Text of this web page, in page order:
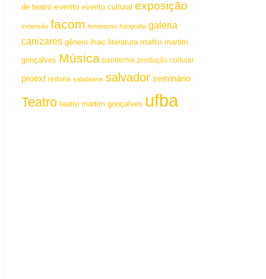
de teatro evento evento cultural exposição
extensão facom feminismo fotografia galeria
canizares gênero ihac literatura mafro martim
gonçalves Música pandemia produção cultural
proext reitoria saladearte salvador seminário
Teatro teatro martim gonçalves ufba